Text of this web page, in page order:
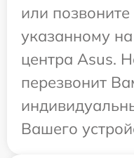
или
указанному
центра Asus.
перезвонит
Вашего